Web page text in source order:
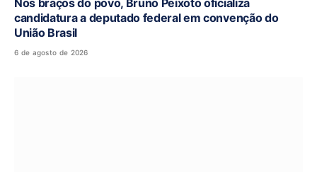
candidatura a deputado federal em convenção do
União Brasil
6 de agosto de 2026